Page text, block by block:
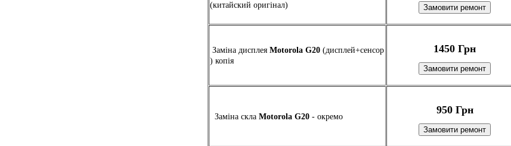
(китайский оригінал)
Заміна дисплея Motorola G20 (дисплей+сенсор
) копія
1450 Грн
Заміна скла Motorola G20 - окремо
950 Грн